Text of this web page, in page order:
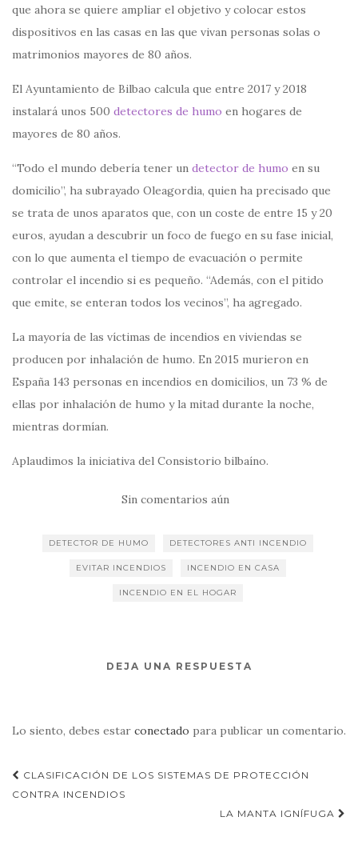
que ahora se quiere ampliar el objetivo y colocar estos
dispositivos en las casas en las que vivan personas solas o
matrimonios mayores de 80 años.
El Ayuntamiento de Bilbao calcula que entre 2017 y 2018
instalará unos 500 detectores de humo en hogares de
mayores de 80 años.
“Todo el mundo debería tener un detector de humo en su
domicilio”, ha subrayado Oleagordia, quien ha precisado que
se trata de unos aparatos que, con un coste de entre 15 y 20
euros, ayudan a descubrir un foco de fuego en su fase inicial,
con lo que aumenta el tiempo de evacuación o permite
controlar el incendio si es pequeño. “Además, con el pitido
que emite, se enteran todos los vecinos”, ha agregado.
La mayoría de las víctimas de incendios en viviendas se
producen por inhalación de humo. En 2015 murieron en
España 143 personas en incendios en domicilios, un 73 % de
ellas por inhalación de humo y la mitad durante la noche,
mientras dormían.
Aplaudimos la iniciativa del Consistorio bilbaíno.
Sin comentarios aún
DETECTOR DE HUMO DETECTORES ANTI INCENDIO
EVITAR INCENDIOS INCENDIO EN CASA
INCENDIO EN EL HOGAR
DEJA UNA RESPUESTA
Lo siento, debes estar conectado para publicar un comentario.
Navegación de entradas
CLASIFICACIÓN DE LOS SISTEMAS DE PROTECCIÓN
CONTRA INCENDIOS
LA MANTA IGNÍFUGA